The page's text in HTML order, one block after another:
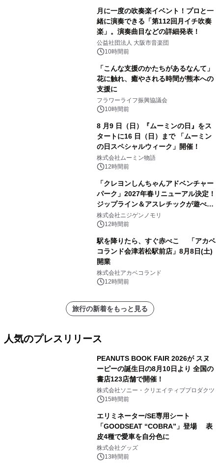
月に一度の吹奏楽イベント！プロと一
緒に演奏できる「第112回月イチ吹奏
楽」。演奏曲目などの詳細発表！
公益社団法人 大阪市音楽団
10時間前
「こんな支援のかたちがあるなんて」
花に触れ、癒やされる時間が熊本への
支援に
フラワーライフ振興協議会
10時間前
8 月9 日（日）『ムーミンの日』をス
タートに16 日（日）まで 「ムーミン
の日スペシャルウィーク」開催！
株式会社ムーミン物語
12時間前
「クレヨンしんちゃんアドベンチャー
パーク」2027年春リニューアル決定！
ジップライン＆アスレチックが遊べる
のは今年が最後！ 「ラスト！ドキがム
ネムネ～大作戦！」始動
株式会社ニジゲンノモリ
12時間前
駅を降りたら、すぐ赤べこ 「アカベ
コランド会津若松駅前店」8月8日(土)
開業
株式会社アカベコランド
12時間前
旅行の新着をもっと見る
人気のプレスリリース
PEANUTS BOOK FAIR 2026が スヌ
ーピーの誕生日の8月10日より 全国の
書店123店舗で開催！
株式会社ソニー・クリエイティブプロダクツ
15時間前
エリミネーター/SE専用シート
「GOODSEAT “COBRA”」登場 表
皮4種で愛車を自分色に
株式会社グッズ
13時間前